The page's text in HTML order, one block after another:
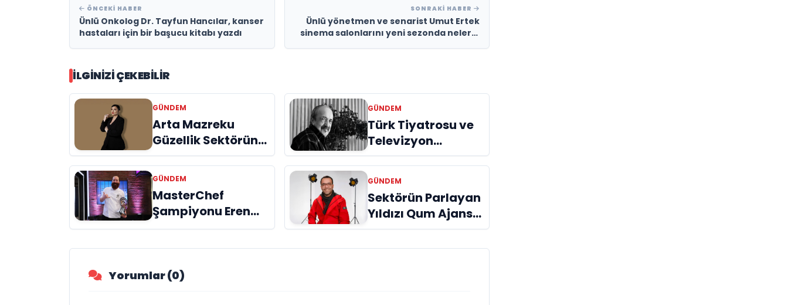
ÖNCEKI HABER
Ünlü Onkolog Dr. Tayfun Hancılar, kanser
hastaları için bir başucu kitabı yazdı
SONRAKI HABER
Ünlü yönetmen ve senarist Umut Ertek
sinema salonlarını yeni sezonda nelerin
İLGINIZI ÇEKEBILIR
GÜNDEM
Arta Mazreku
Güzellik Sektörüne
Uluslararası Eğitim
Sunuyor
GÜNDEM
Türk Tiyatrosu ve
Televizyon
Dünyasının Usta
İsmi Can Kolukısa
Hayatını Kaybetti
GÜNDEM
MasterChef
Şampiyonu Eren
Kaşıkçı Evinde Ölü
GÜNDEM
Sektörün Parlayan
Yıldızı Qum Ajans
ve Aymira
Fotoğrafçılık,
Yorumlar (0)